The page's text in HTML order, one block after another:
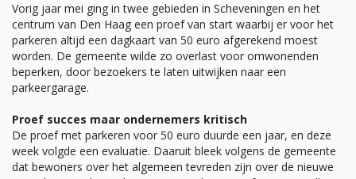
Vorig jaar mei ging in twee gebieden in Scheveningen en het
centrum van Den Haag een proef van start waarbij er voor het
parkeren altijd een dagkaart van 50 euro afgerekend moest
worden. De gemeente wilde zo overlast voor omwonenden
beperken, door bezoekers te laten uitwijken naar een
parkeergarage.
Proef succes maar ondernemers kritisch
De proef met parkeren voor 50 euro duurde een jaar, en deze
week volgde een evaluatie. Daaruit bleek volgens de gemeente
dat bewoners over het algemeen tevreden zijn over de nieuwe